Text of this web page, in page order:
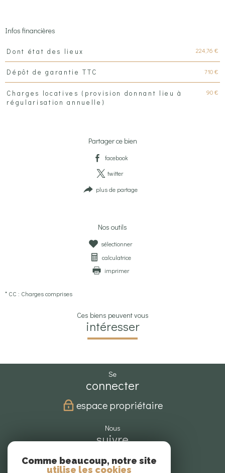
Infos financières
Caractéristiques Valeurs
Dont état des lieux 224,76 €
Dépôt de garantie TTC 710 €
Charges locatives (provision donnant lieu à
régularisation annuelle)
90 €
Partager ce bien
facebook
twitter
plus de partage
Nos outils
sélectionner
calculatrice
imprimer
* CC : Charges comprises
Ces biens peuvent vous
intéresser
se
connecter
espace propriétaire
nous
suivre
Comme beaucoup, notre site
utilise les cookies